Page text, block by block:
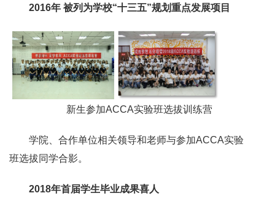
2016年 被列为学校“十三五”规划重点发展项目
新生参加ACCA实验班选拔训练营
学院、合作单位相关领导和老师与参加ACCA实验
班选拔同学合影。
2018年首届学生毕业成果喜人